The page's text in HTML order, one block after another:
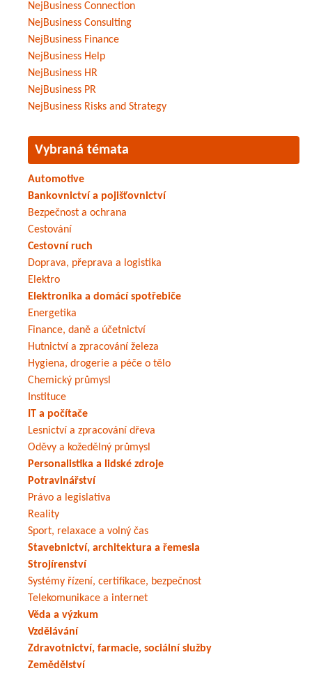
NejBusiness Connection
NejBusiness Consulting
NejBusiness Finance
NejBusiness Help
NejBusiness HR
NejBusiness PR
NejBusiness Risks and Strategy
Vybraná témata
Automotive
Bankovnictví a pojišťovnictví
Bezpečnost a ochrana
Cestování
Cestovní ruch
Doprava, přeprava a logistika
Elektro
Elektronika a domácí spotřebiče
Energetika
Finance, daně a účetnictví
Hutnictví a zpracování železa
Hygiena, drogerie a péče o tělo
Chemický průmysl
Instituce
IT a počítače
Lesnictví a zpracování dřeva
Oděvy a kožedělný průmysl
Personalistika a lidské zdroje
Potravinářství
Právo a legislativa
Reality
Sport, relaxace a volný čas
Stavebnictví, architektura a řemesla
Strojírenství
Systémy řízení, certifikace, bezpečnost
Telekomunikace a internet
Věda a výzkum
Vzdělávání
Zdravotnictví, farmacie, sociální služby
Zemědělství